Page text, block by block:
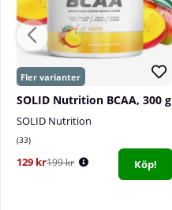
SOLID Nutrition BCAA, 300 g
SOLID Nutrition
33
129 kr199 kr Köp!